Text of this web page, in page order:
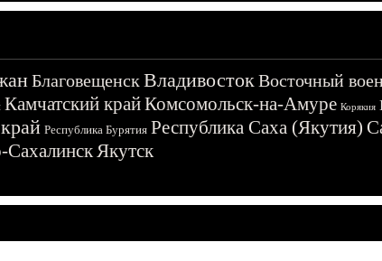
БлаговещенскВладивостокВосточный
Камчатский крайКомсомольск-на-Амуре Корякия
Республика Бурятия Республика Саха (Якутия)
Якутск